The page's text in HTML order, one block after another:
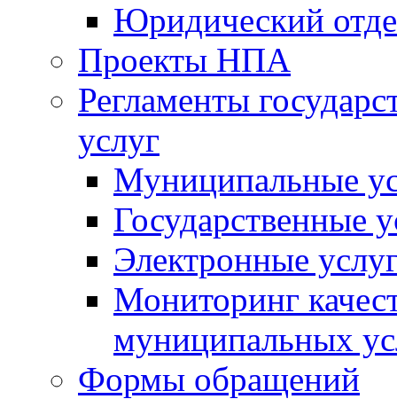
Юридический
Проекты НПА
Регламенты
услуг
Муниципальные
Государственные
Электронные
Мониторинг
муниципальных
Формы обращений